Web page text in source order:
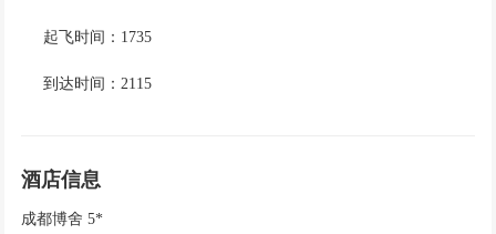
起飞时间：1735
到达时间：2115
酒店信息
成都博舍 5*